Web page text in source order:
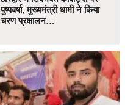
पुष्पवर्षा, मुख्यमंत्री धामी ने किया
चरण प्रक्षालन…